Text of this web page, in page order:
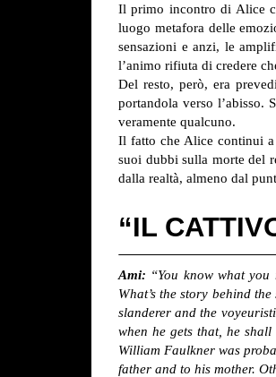
Il primo incontro di Alice
luogo metafora delle
sensazioni e anzi, le
l’animo rifiuta di credere
Del resto, però, era
portandola verso l’abisso.
veramente qualcuno.
Il fatto che Alice continui a
suoi dubbi sulla morte del
dalla realtà, almeno dal
“IL
Ami: “You know what
What’s the story behind
slanderer and the
when he gets that, he
William Faulkner was
father and to his mother.